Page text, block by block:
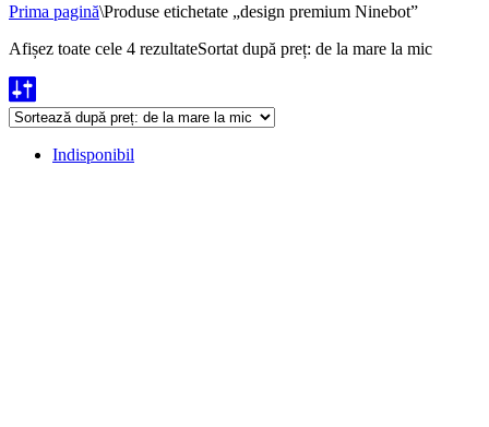
Prima pagină\Produse etichetate „design premium Ninebot”
Afișez toate cele 4 rezultateSortat după preț: de la mare la mic
Indisponibil